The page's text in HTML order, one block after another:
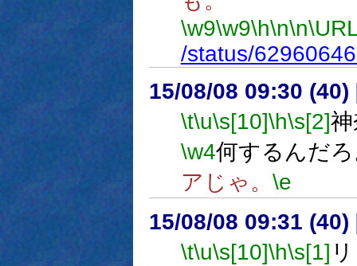
\w9\w9\h\n\n
/status/
15/08/08 09:30 (40)
\t\u\s[10]\h\s[2]
\w4何するんだ
アじゃ。 \e
15/08/08 09:31 (40)
\t\u\s[10]\h\s[1]